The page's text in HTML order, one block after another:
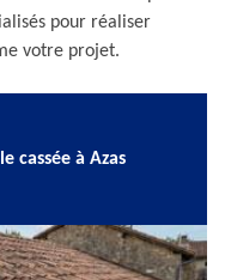
pour réaliser
votre projet.
cassée à Azas